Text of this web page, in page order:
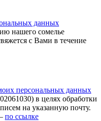
данных
нашего сомелье
с Вами в течение
персональных данных
в целях обработки
на указанную почту.
по ссылке